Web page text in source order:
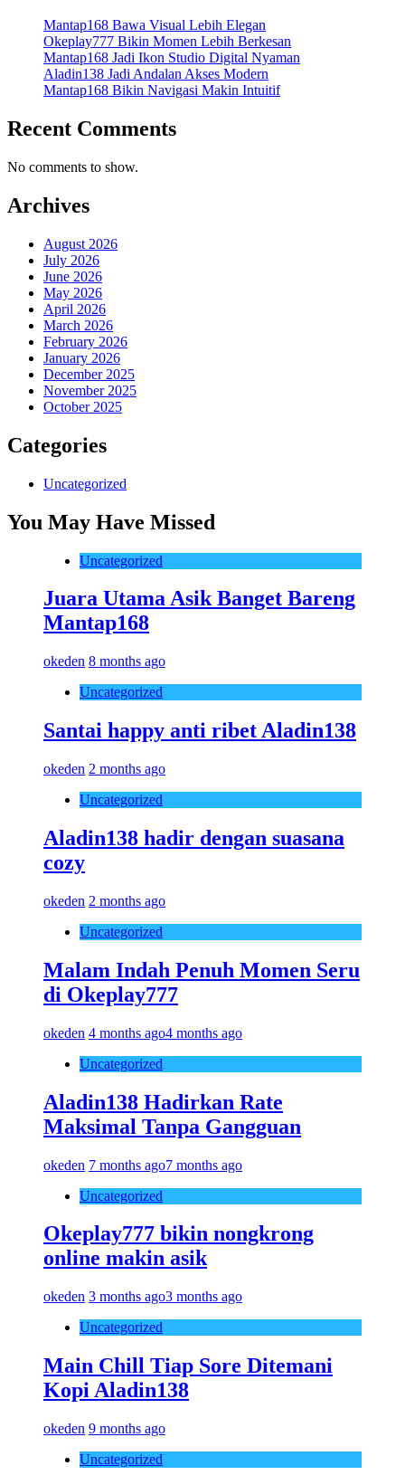
Mantap168 Bawa Visual Lebih Elegan
Okeplay777 Bikin Momen Lebih Berkesan
Mantap168 Jadi Ikon Studio Digital Nyaman
Aladin138 Jadi Andalan Akses Modern
Mantap168 Bikin Navigasi Makin Intuitif
Recent Comments
No comments to show.
Archives
August 2026
July 2026
June 2026
May 2026
April 2026
March 2026
February 2026
January 2026
December 2025
November 2025
October 2025
Categories
Uncategorized
You May Have Missed
Uncategorized
Juara Utama Asik Banget Bareng
Mantap168
okeden 8 months ago
Uncategorized
Santai happy anti ribet Aladin138
okeden 2 months ago
Uncategorized
Aladin138 hadir dengan suasana
cozy
okeden 2 months ago
Uncategorized
Malam Indah Penuh Momen Seru
di Okeplay777
okeden 4 months ago4 months ago
Uncategorized
Aladin138 Hadirkan Rate
Maksimal Tanpa Gangguan
okeden 7 months ago7 months ago
Uncategorized
Okeplay777 bikin nongkrong
online makin asik
okeden 3 months ago3 months ago
Uncategorized
Main Chill Tiap Sore Ditemani
Kopi Aladin138
okeden 9 months ago
Uncategorized